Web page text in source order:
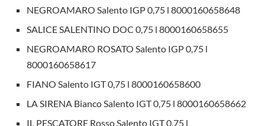
NEGROAMARO Salento IGP 0,75 l 8000160658648
SALICE SALENTINO DOC 0,75 l 8000160658655
NEGROAMARO ROSATO Salento IGP 0,75 l
8000160658617
FIANO Salento IGT 0,75 l 8000160658600
LA SIRENA Bianco Salento IGT 0,75 l 8000160658662
IL PESCATORE Rosso Salento IGT 0,75 l